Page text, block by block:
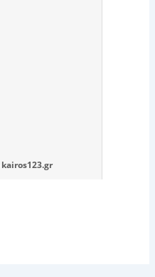
kairos123.gr